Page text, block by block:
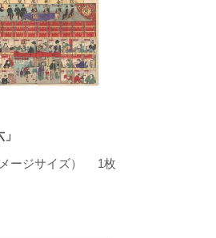
ージサイズ） 1枚